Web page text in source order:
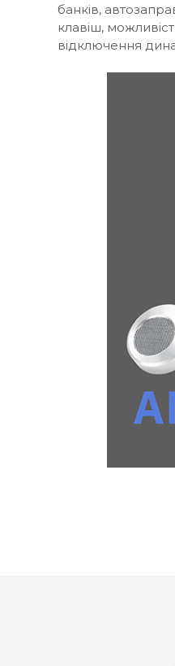
банків,
клавіш,
відключення